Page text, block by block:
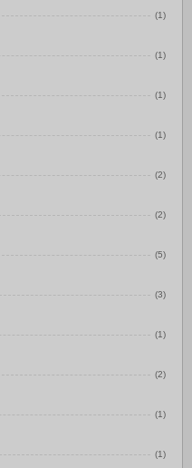
(1)
(1)
(1)
(1)
(2)
(2)
(5)
(3)
(1)
(2)
(1)
(1)